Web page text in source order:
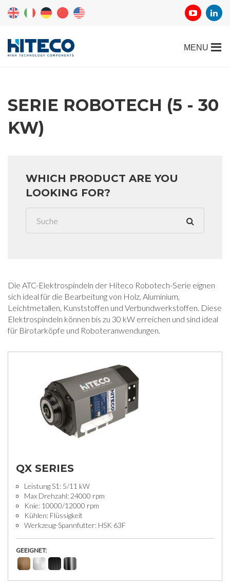
SERIE ROBOTECH (5 - 30
KW)
WHICH PRODUCT ARE YOU
LOOKING FOR?
Die ATC-Elektrospindeln der Hiteco Robotech-Serie eignen
sich ideal für die Bearbeitung von Holz, Aluminium,
Leichtmetallen, Kunststoffen und Verbundwerkstoffen. Diese
Elektrospindeln können bis zu 30 kW erreichen und sind ideal
für Birotarköpfe und Roboteranwendungen.
QX SERIES
Leistung S1: 5/11 kW
Max Drehzahl: 24000 rpm
Knie: 10000/12000 rpm
Kühlen: Flüssigkeit
Werkzeug-Spannfutter: HSK 63F
GEEIGNET: